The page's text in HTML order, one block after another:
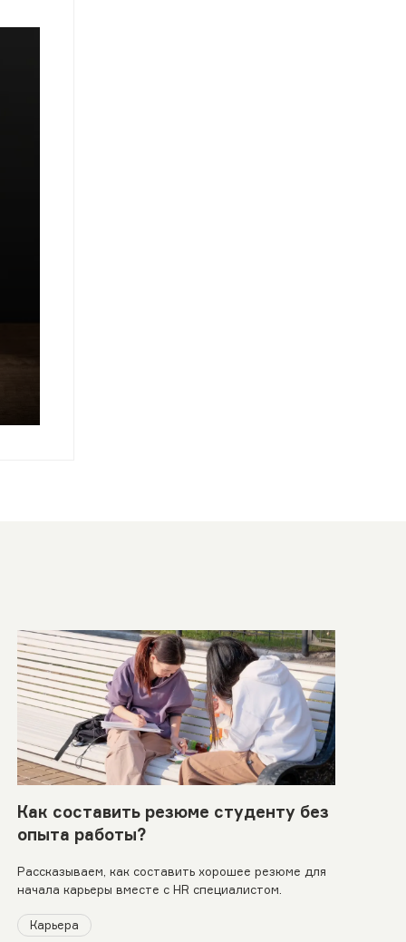
Как составить резюме студенту без
опыта работы?
Рассказываем, как составить хорошее резюме для
начала карьеры вместе с HR специалистом.
Карьера